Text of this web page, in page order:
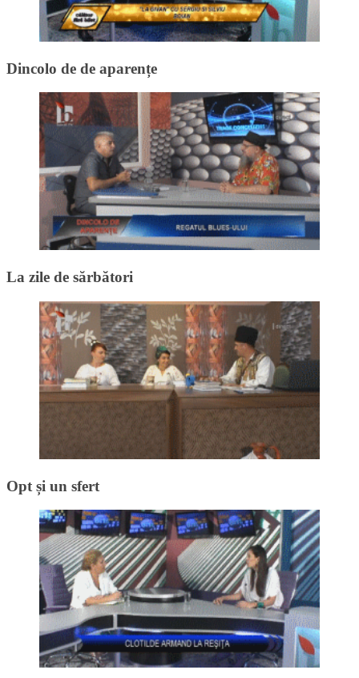
Dincolo de de aparențe
La zile de sărbători
Opt și un sfert